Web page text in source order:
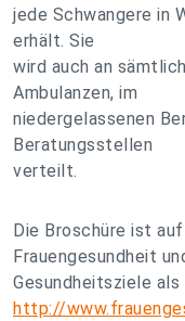
jede Schwangere in
erhält. Sie
wird auch an
Ambulanzen, im
niedergelassenen
Beratungsstellen
verteilt.
Die Broschüre ist
Frauengesundheit
Gesundheitsziele als
http://